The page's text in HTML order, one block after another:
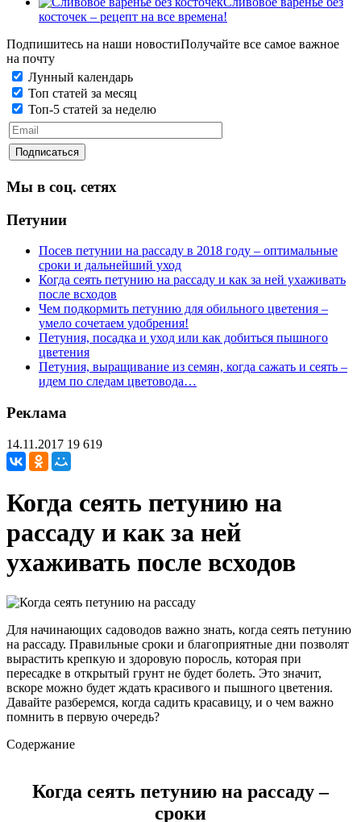
косточек – рецепт на все времена!
Подпишитесь на наши новостиПолучайте все самое важное
на почту
Лунный календарь
Топ статей за месяц
Топ-5 статей за неделю
Мы в соц. сетях
Петунии
Посев петунии на рассаду в 2018 году – оптимальные
сроки и дальнейший уход
Когда сеять петунию на рассаду и как за ней ухаживать
после всходов
Чем подкормить петунию для обильного цветения –
умело сочетаем удобрения!
Петуния, посадка и уход или как добиться пышного
цветения
Петуния, выращивание из семян, когда сажать и сеять –
идем по следам цветовода…
Реклама
14.11.2017 19 619
Когда сеять петунию на
рассаду и как за ней
ухаживать после всходов
Для начинающих садоводов важно знать, когда сеять петунию
на рассаду. Правильные сроки и благоприятные дни позволят
вырастить крепкую и здоровую поросль, которая при
пересадке в открытый грунт не будет болеть. Это значит,
вскоре можно будет ждать красивого и пышного цветения.
Давайте разберемся, когда садить красавицу, и о чем важно
помнить в первую очередь?
Содержание
Когда сеять петунию на рассаду –
сроки